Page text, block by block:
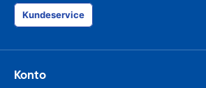
Kundeservice
Konto